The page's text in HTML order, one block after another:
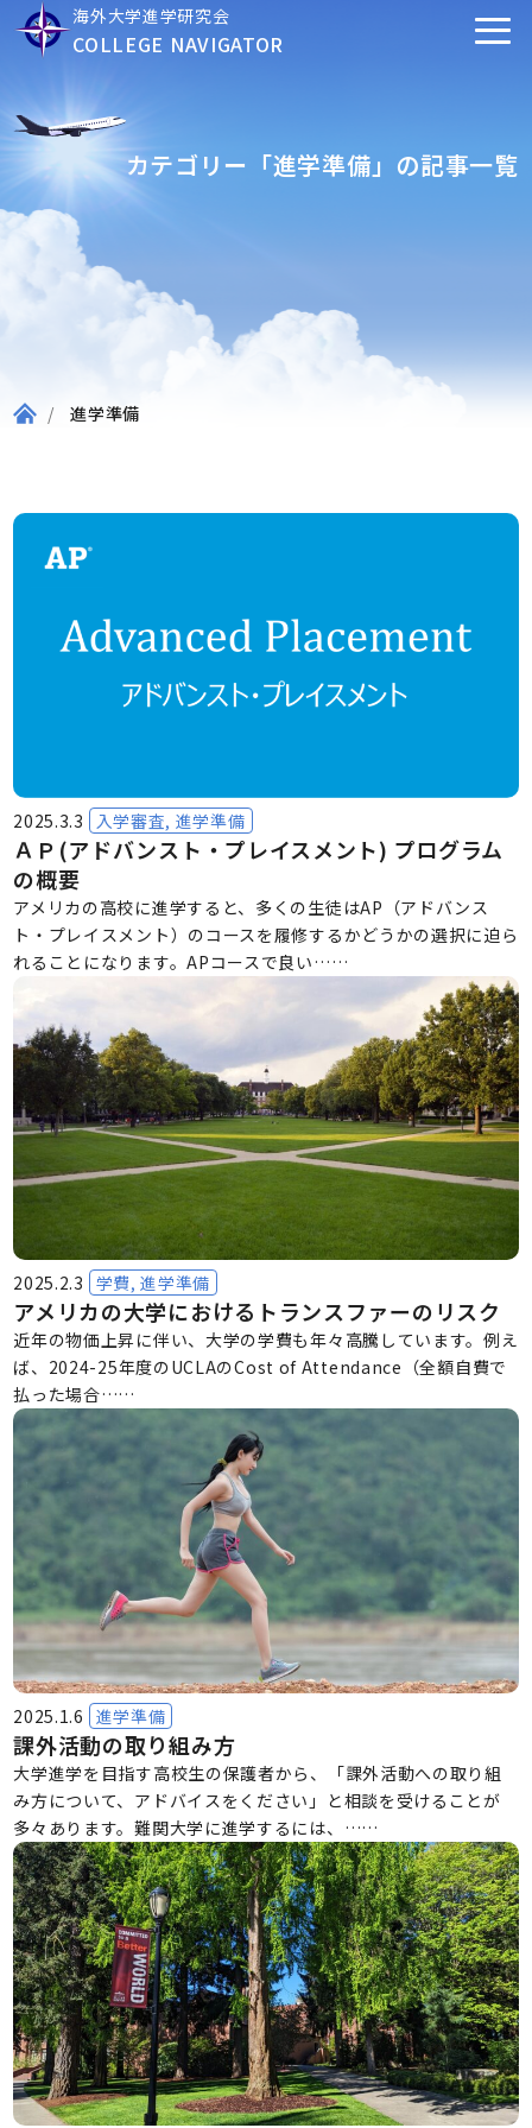
海外大学進学研究会
COLLEGE NAVIGATOR
カテゴリー「進学準備」の記事一覧
進学準備
2025.3.3 入学審査, 進学準備
ＡＰ(アドバンスト・プレイスメント) プログラム
の概要
アメリカの高校に進学すると、多くの生徒はAP（アドバンス
ト・プレイスメント）のコースを履修するかどうかの選択に迫ら
れることになります。APコースで良い……
2025.2.3 学費, 進学準備
アメリカの大学におけるトランスファーのリスク
近年の物価上昇に伴い、大学の学費も年々高騰しています。例え
ば、2024-25年度のUCLAのCost of Attendance（全額自費で
払った場合……
2025.1.6 進学準備
課外活動の取り組み方
大学進学を目指す高校生の保護者から、「課外活動への取り組
み方について、アドバイスをください」と相談を受けることが
多々あります。難関大学に進学するには、……